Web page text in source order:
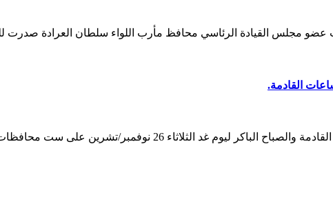
عضو مجلس القيادة الرئاسي محافظ مأرب اللواء سلطان العرادة صدرت
القادمة.
غد الثلاثاء 26 نوفمبر/تشرين على ست محافظات…